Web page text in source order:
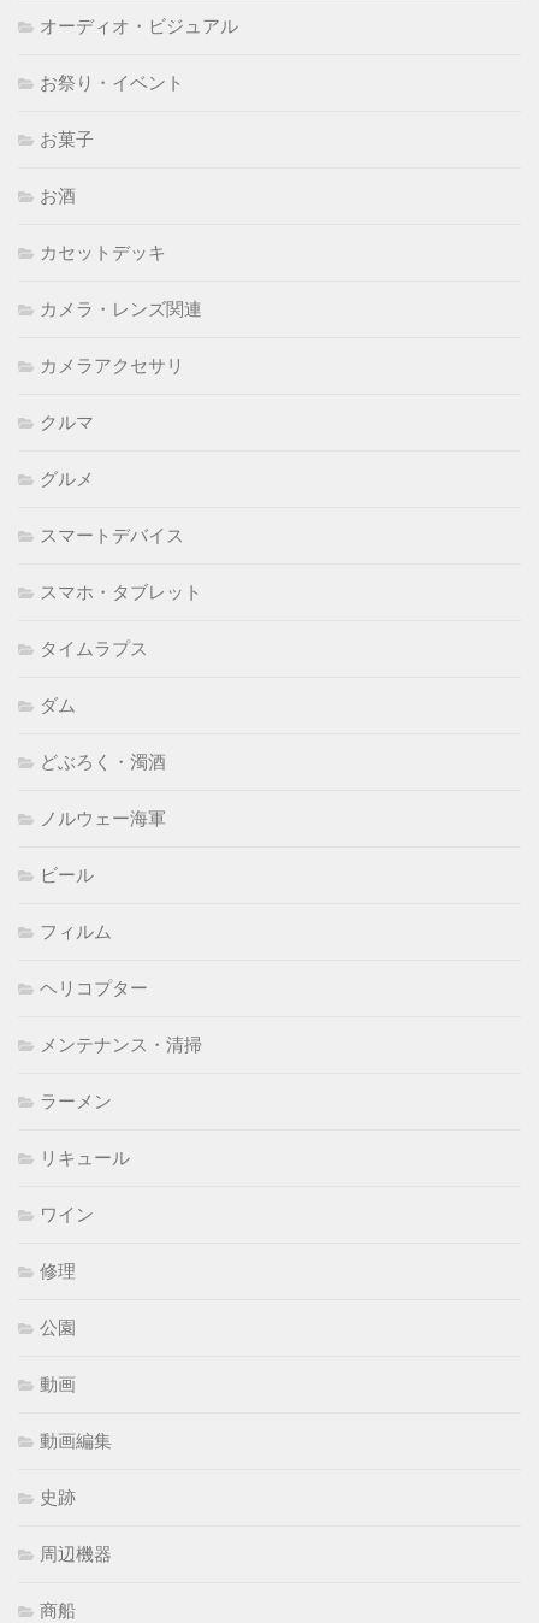
オーディオ・ビジュアル
お祭り・イベント
お菓子
お酒
カセットデッキ
カメラ・レンズ関連
カメラアクセサリ
クルマ
グルメ
スマートデバイス
スマホ・タブレット
タイムラプス
ダム
どぶろく・濁酒
ノルウェー海軍
ビール
フィルム
ヘリコプター
メンテナンス・清掃
ラーメン
リキュール
ワイン
修理
公園
動画
動画編集
史跡
周辺機器
商船